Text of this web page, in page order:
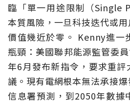
臨「單一用途限制（Single
本質風險，一旦科技迭代或
價值幾近於零。 Kenny進一
瓶頸：美國聯邦能源監管委
年6月發布新指令，要求重
議。現有電網根本無法承接
信息署預測，到2050年數據